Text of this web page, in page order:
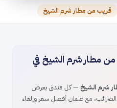
قريب من مطار شرم الشيخ
من مطار شرم الشيخ في
شرم الشيخ— كل فندق يعرض
الضرائب، مع ضمان أفضل سعر وإلغاء